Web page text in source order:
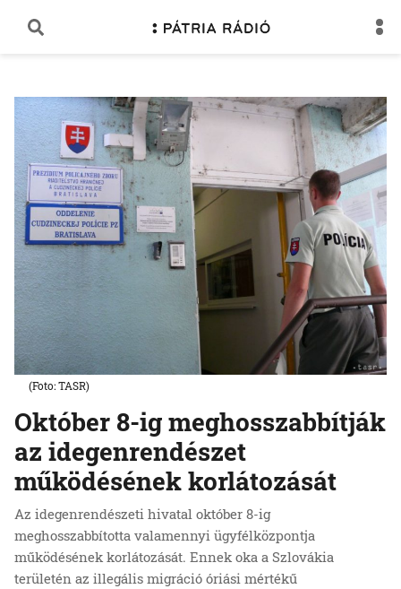
Október 8-ig meghosszabbítják
az idegenrendészet
működésének korlátozását
Az idegenrendészeti hivatal október 8-ig
meghosszabbította valamennyi ügyfélközpontja
működésének korlátozását. Ennek oka a Szlovákia
területén az illegális migráció óriási mértékű
(Foto: TASR)